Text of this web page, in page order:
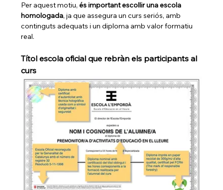
Per aquest motiu, és important escollir una escola
homologada, ja que assegura un curs seriós, amb
continguts adequats i un diploma amb valor formatiu
real.
Títol escola oficial que rebràn els participants al
curs